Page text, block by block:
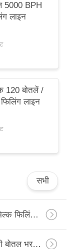
5000 BPH
लाइन
120 बोतलें /
लाइन
सभी
मोनोब्लॉक मिल्क फिलिंग लाइन
रोटरी दूध की बोतल भरने की लाइन